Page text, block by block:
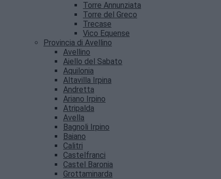
Torre Annunziata
Torre del Greco
Trecase
Vico Equense
Provincia di Avellino
Avellino
Aiello del Sabato
Aquilonia
Altavilla Irpina
Andretta
Ariano Irpino
Atripalda
Avella
Bagnoli Irpino
Baiano
Calitri
Castelfranci
Castel Baronia
Grottaminarda